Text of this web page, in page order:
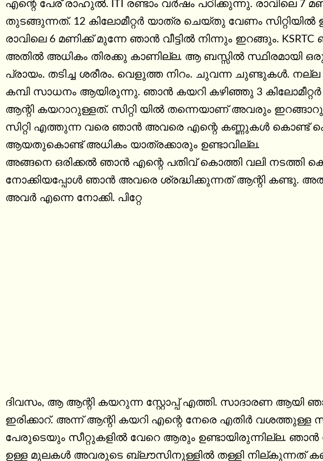
എന്റെ പേര് രാഹുൽ. ITI രണ്ടാം വർഷം പഠിക്കുന്നു. രാവിലെ
തുടങ്ങുന്നത്. 12 കിലോമീറ്റർ യാത്ര ചെയ്തു വേണം
രാവിലെ 6 മണിക്ക് മുന്നേ ഞാൻ വീട്ടിൽ നിന്നും ഇറങ്ങും.
അതിൽ അധികം തിരക്കു കാണില്ല. ആ ബസ്സിൽ സ്ഥിരമായി
പ്രായം. തടിച്ച ശരീരം. വെളുത്ത നിറം. ചുവന്ന ചുണ്ടുകൾ.
കമ്പി സാധനം ആയിരുന്നു. ഞാൻ കയറി കഴിഞ്ഞു 3
ആന്റി കയറാറുള്ളത്. സിറ്റി യിൽ തന്നെയാണ് അവരും
സിറ്റി എത്തുന്ന വരെ ഞാൻ അവരെ എന്റെ കണ്ണുകൾ കൊണ്ട്
ആയതുകൊണ്ട് അധികം യാത്രക്കാരും ഉണ്ടാവില്ല.
അങ്ങനെ ഒരിക്കൽ ഞാൻ എന്റെ പതിവ് കൊത്തി വലി നടത്തി
നോക്കിയപ്പോൾ ഞാൻ അവരെ ശ്രദ്ധിക്കുന്നത് ആന്റി കണ്ടു.
അവർ എന്നെ നോക്കി. പിറ്റേ
ദിവസം, ആ ആന്റി കയറുന്ന സ്റ്റോപ്പ് എത്തി. സാദാരണ ആയി
ഇരിക്കാറ്. അന്ന് ആന്റി കയറി എന്റെ നേരെ എതിർ വശത്തുള്ള
പേരുടെയും സീറ്റുകളിൽ വേറെ ആരും ഉണ്ടായിരുന്നില്ല. ഞാൻ
ഉള്ള മുലകൾ അവരുടെ ബ്ലൗസിനുള്ളിൽ തള്ളി നില്കുന്നത്